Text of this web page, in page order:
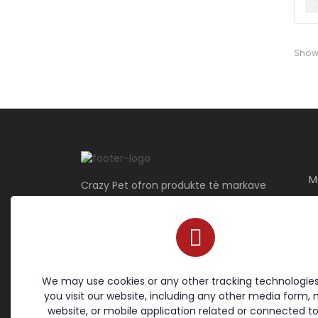
We may use cookies or any other tracking
you visit our website, including any other media form,
website, or mobile application related or connected
Crazy Pet ofron produkte të markave
dhe zogjtë ekzotike — duke siguruar
kujdes cilësor për shokun tuaj të
Kushtet dhe politikat Linqet